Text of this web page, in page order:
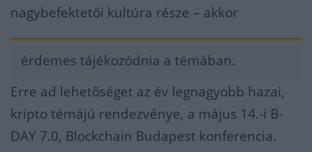
nagybefektetői kultúra része – akkor
érdemes tájékozódnia a témában.
Erre ad lehetőséget az év legnagyobb hazai,
kripto témájú rendezvénye, a május 14.-i B-
DAY 7.0, Blockchain Budapest konferencia.